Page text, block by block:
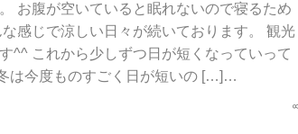
お腹が空いていると眠れないので寝るため
感じで涼しい日々が続いております。 観光
^^ これから少しずつ日が短くなっていって
は今度ものすごく日が短いの […]…